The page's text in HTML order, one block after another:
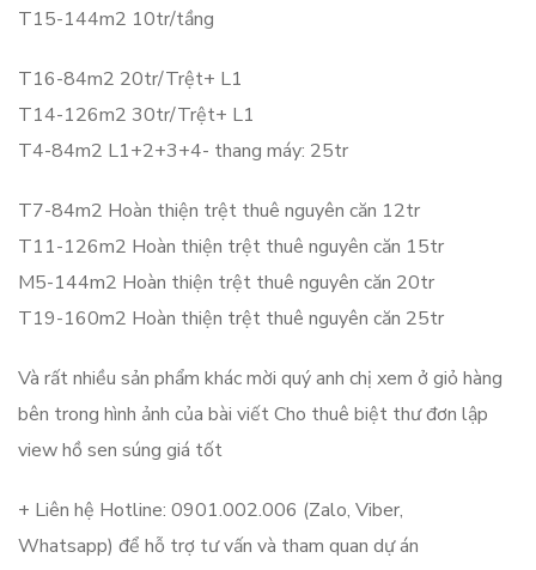
T15-144m2 10tr/tầng
T16-84m2 20tr/Trệt+ L1
T14-126m2 30tr/Trệt+ L1
T4-84m2 L1+2+3+4- thang máy: 25tr
T7-84m2 Hoàn thiện trệt thuê nguyên căn 12tr
T11-126m2 Hoàn thiện trệt thuê nguyên căn 15tr
M5-144m2 Hoàn thiện trệt thuê nguyên căn 20tr
T19-160m2 Hoàn thiện trệt thuê nguyên căn 25tr
Và rất nhiều sản phẩm khác mời quý anh chị xem ở giỏ hàng
bên trong hình ảnh của bài viết Cho thuê biệt thư đơn lập
view hồ sen súng giá tốt
+ Liên hệ Hotline: 0901.002.006 (Zalo, Viber,
Whatsapp) để hỗ trợ tư vấn và tham quan dự án